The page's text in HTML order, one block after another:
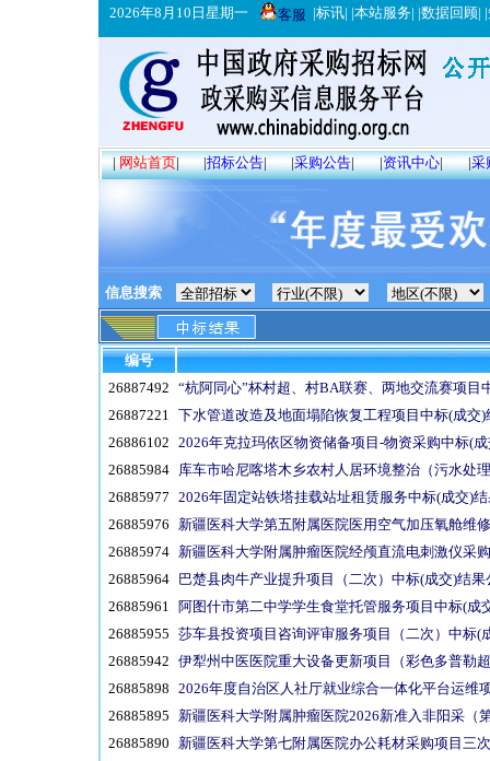
2026年8月10日星期一 客服 |标讯| |本站服务| |数据回顾| |
|网站首页| |招标公告| |采购公告| |资讯中心| |采
信息搜索
编号
26887492 “杭阿同心”杯村超、村BA联赛、两地交流赛项目
26887221 下水管道改造及地面塌陷恢复工程项目中标(成交)
26886102 2026年克拉玛依区物资储备项目-物资采购中标(
26885984 库车市哈尼喀塔木乡农村人居环境整治（污水
26885977 2026年固定站铁塔挂载站址租赁服务中标(成交)
26885976
新疆医科大学第五附属医院医用空气加压氧舱维
26885974 新疆医科大学附属肿瘤医院经颅直流电刺激仪采
26885964 巴楚县肉牛产业提升项目（二次）中标(成交)结果
26885961
阿图什市第二中学学生食堂托管服务项目中标(成
26885955 莎车县投资项目咨询评审服务项目（二次）中标(
26885942 伊犁州中医医院重大设备更新项目（彩色多普勒
26885898 2026年度自治区人社厅就业综合一体化平台运维
26885895
新疆医科大学附属肿瘤医院2026新准入非阳采（
26885890
新疆医科大学第七附属医院办公耗材采购项目三